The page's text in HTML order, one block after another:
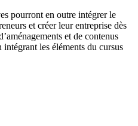
pourront en outre intégrer le
et créer leur entreprise dès
et de contenus
les éléments du cursus